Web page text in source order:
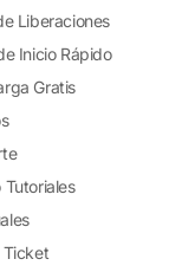
Liberaciones
Inicio Rápido
Gratis
Tutoriales
Ticket